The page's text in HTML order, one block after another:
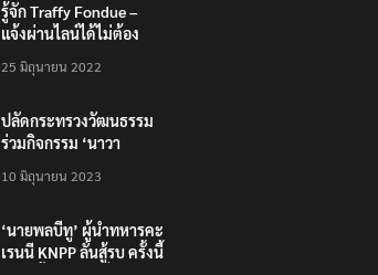
รู้จัก Traffy Fondue –
แจ้งผ่านไลน์ได้ไม่ต้อง
ทั่วไทย ไม่ใช่แค่ในกรุง
25 มิถุนายน 2022
ปลัดกระทรวงวัฒนธรรม
ร่วมกิจกรรม ‘นาวา
ตักบาตรทางน้ำ
10 มิถุนายน 2023
‘นายพลบีทู’ ผู้นำทหารคะ
เรนนี KNPP ลั่นสู้รบ ครั้งนี้